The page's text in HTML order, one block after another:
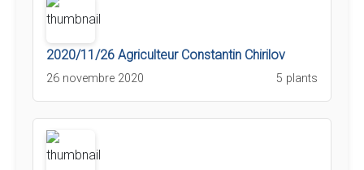
2020/11/26 Agriculteur Constantin Chirilov
26 novembre 2020 5 plants